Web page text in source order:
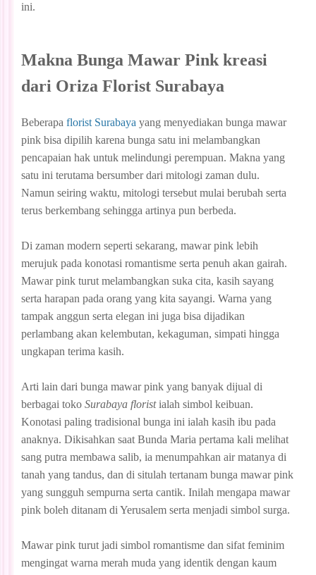
ini.
Makna Bunga Mawar Pink kreasi
dari Oriza Florist Surabaya
Beberapa florist Surabaya yang menyediakan bunga mawar
pink bisa dipilih karena bunga satu ini melambangkan
pencapaian hak untuk melindungi perempuan. Makna yang
satu ini terutama bersumber dari mitologi zaman dulu.
Namun seiring waktu, mitologi tersebut mulai berubah serta
terus berkembang sehingga artinya pun berbeda.
Di zaman modern seperti sekarang, mawar pink lebih
merujuk pada konotasi romantisme serta penuh akan gairah.
Mawar pink turut melambangkan suka cita, kasih sayang
serta harapan pada orang yang kita sayangi. Warna yang
tampak anggun serta elegan ini juga bisa dijadikan
perlambang akan kelembutan, kekaguman, simpati hingga
ungkapan terima kasih.
Arti lain dari bunga mawar pink yang banyak dijual di
berbagai toko Surabaya floristialah simbol keibuan.
Konotasi paling tradisional bunga ini ialah kasih ibu pada
anaknya. Dikisahkan saat Bunda Maria pertama kali melihat
sang putra membawa salib, ia menumpahkan air matanya di
tanah yang tandus, dan di situlah tertanam bunga mawar pink
yang sungguh sempurna serta cantik. Inilah mengapa mawar
pink boleh ditanam di Yerusalem serta menjadi simbol surga.
Mawar pink turut jadi simbol romantisme dan sifat feminim
mengingat warna merah muda yang identik dengan kaum